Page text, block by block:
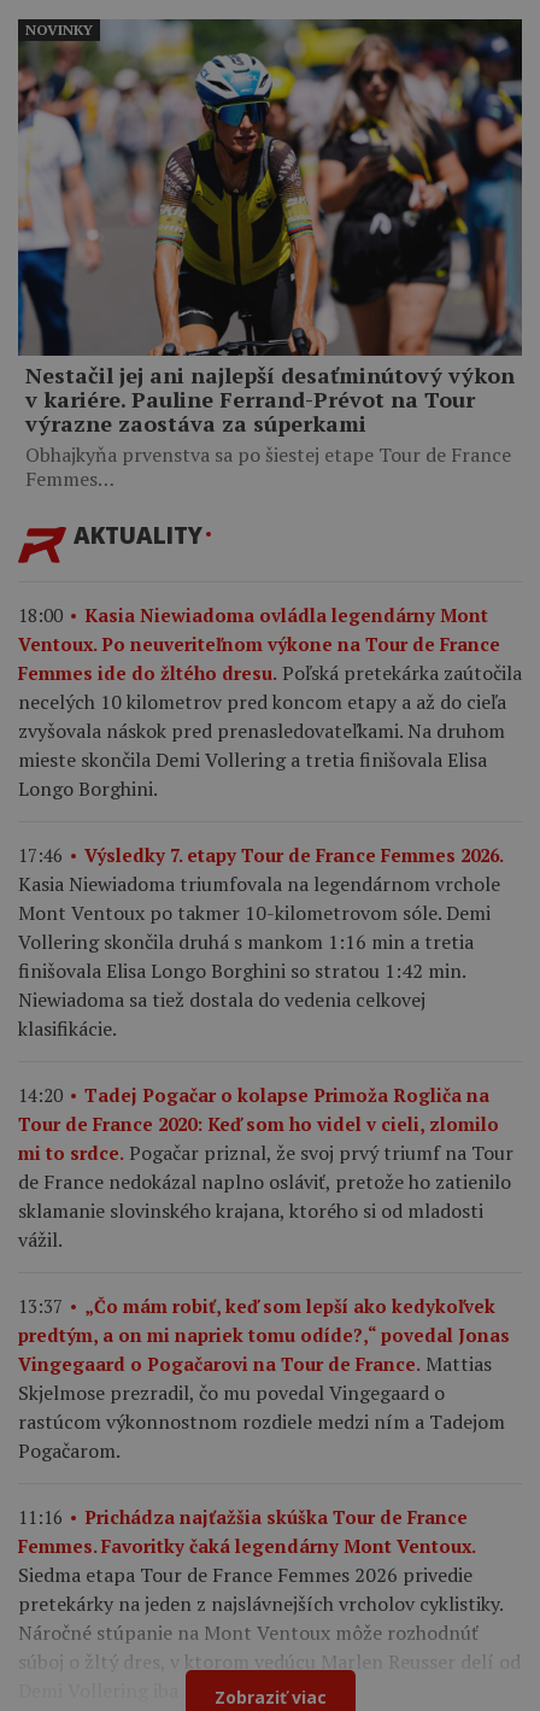
Nestačil jej ani najlepší desaťminútový výkon
v kariére. Pauline Ferrand-Prévot na Tour
výrazne zaostáva za súperkami
Obhajkyňa prvenstva sa po šiestej etape Tour de France
Femmes…
NOVINKY
AKTUALITY
18:00
Kasia Niewiadoma ovládla legendárny Mont
Ventoux. Po neuveriteľnom výkone na Tour de France
Femmes ide do žltého dresu. Poľská pretekárka zaútočila
necelých 10 kilometrov pred koncom etapy a až do cieľa
zvyšovala náskok pred prenasledovateľkami. Na druhom
mieste skončila Demi Vollering a tretia finišovala Elisa
Longo Borghini.
17:46 Výsledky 7. etapy Tour de France Femmes 2026.
Kasia Niewiadoma triumfovala na legendárnom vrchole
Mont Ventoux po takmer 10-kilometrovom sóle. Demi
Vollering skončila druhá s mankom 1:16 min a tretia
finišovala Elisa Longo Borghini so stratou 1:42 min.
Niewiadoma sa tiež dostala do vedenia celkovej
klasifikácie.
14:20
Tadej Pogačar o kolapse Primoža Rogliča na
Tour de France 2020: Keď som ho videl v cieli, zlomilo
mi to srdce. Pogačar priznal, že svoj prvý triumf na Tour
de France nedokázal naplno osláviť, pretože ho zatienilo
sklamanie slovinského krajana, ktorého si od mladosti
vážil.
13:37
„Čo mám robiť, keď som lepší ako kedykoľvek
predtým, a on mi napriek tomu odíde?,“ povedal Jonas
Vingegaard o Pogačarovi na Tour de France. Mattias
Skjelmose prezradil, čo mu povedal Vingegaard o
rastúcom výkonnostnom rozdiele medzi ním a Tadejom
Pogačarom.
11:16
Prichádza najťažšia skúška Tour de France
Femmes. Favoritky čaká legendárny Mont Ventoux.
Siedma etapa Tour de France Femmes 2026 privedie
pretekárky na jeden z najslávnejších vrcholov cyklistiky.
Náročné stúpanie na Mont Ventoux môže rozhodnúť
súboj o žltý dres, v ktorom vedúcu Marlen Reusser delí od
Demi Vollering iba 12 sekúnd.
Zobraziť viac